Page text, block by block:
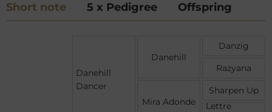
Short note 5 x Pedigree Offspring
Danehill
Dancer
Danehill
Mira Adonde
Danzig
Razyana
Sharpen Up
Lettre